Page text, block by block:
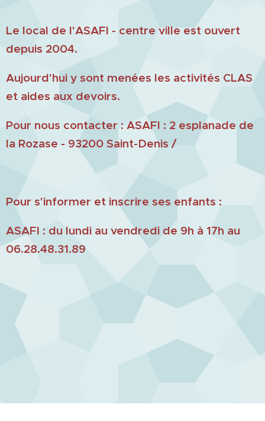
Le local de l'ASAFI - centre ville est ouvert
depuis 2004.
Aujourd'hui y sont menées les activités CLAS
et aides aux devoirs.
Pour nous contacter : ASAFI : 2 esplanade de
la Rozase - 93200 Saint-Denis /
Pour s'informer et inscrire ses enfants :
ASAFI : du lundi au vendredi de 9h à 17h au
06.28.48.31.89